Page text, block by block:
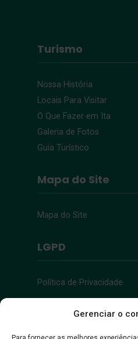
Gerenciar o
Turismo
Nossa História
Locais Para Visitar
O Que Fazer em Ita
Galeria de Fotos
Guia Turístico
Mapa do Site
Mapa do Site
LGPD
Política de Privacidade
Acessibilidade